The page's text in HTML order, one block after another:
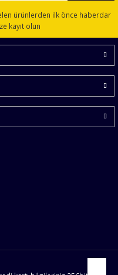
ürünlerden ilk önce haberdar
kayıt olun